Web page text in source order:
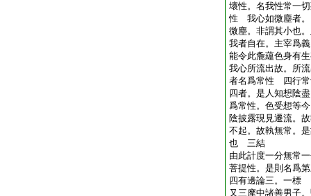
壞性。名我性常一
性 我心如微塵者。
微塵。非謂其小也
我者自在。主宰爲
能令此麁蘊色身有
我心所流出故。所
者名爲常性 四行常
四者。是人知想陰
爲常性。色受想等
陰披露現見遷流。
不起。故執無常。
也 三結
由此計度一分無常
菩提性。是則名爲
四有邊論三。一標
又三摩中諸善男子